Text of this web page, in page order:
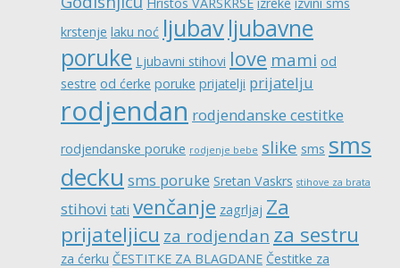
krstenje laku noć ljubavljubavne
poruke Ljubavni stihovi love mami od
sestre od ćerke poruke prijatelji prijatelju
rodjendan rodjendanske cestitke
rodjendanske poruke rodjenje bebe slike sms sms
decku sms poruke Sretan Vaskrs stihove za brata
stihovi tati venčanje zagrljaj Za
prijateljicu za rodjendan za sestru
za ćerku ČESTITKE ZA BLAGDANE Čestitke za